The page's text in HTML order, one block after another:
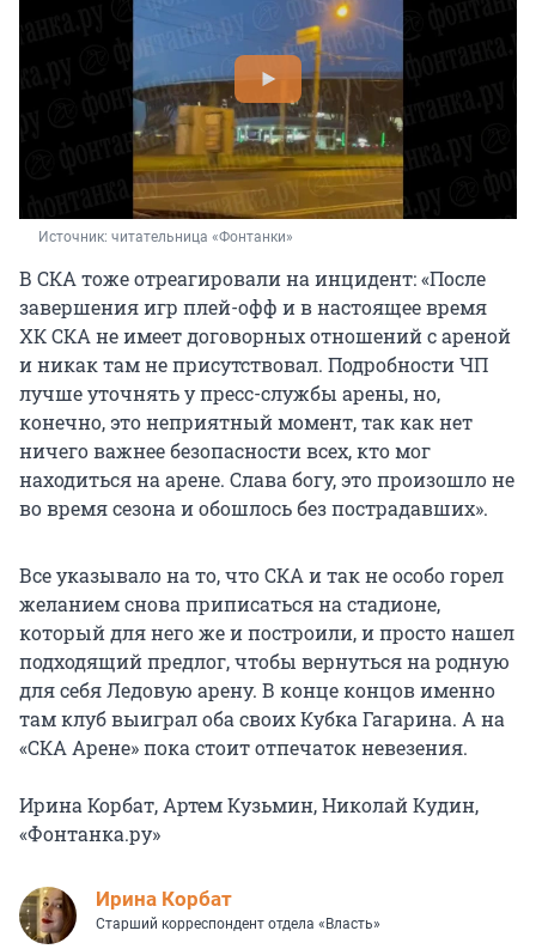
Источник: читательница «Фонтанки»
В СКА тоже отреагировали на инцидент: «После
завершения игр плей-офф и в настоящее время
ХК СКА не имеет договорных отношений с ареной
и никак там не присутствовал. Подробности ЧП
лучше уточнять у пресс-службы арены, но,
конечно, это неприятный момент, так как нет
ничего важнее безопасности всех, кто мог
находиться на арене. Слава богу, это произошло не
во время сезона и обошлось без пострадавших».
Все указывало на то, что СКА и так не особо горел
желанием снова приписаться на стадионе,
который для него же и построили, и просто нашел
подходящий предлог, чтобы вернуться на родную
для себя Ледовую арену. В конце концов именно
там клуб выиграл оба своих Кубка Гагарина. А на
«СКА Арене» пока стоит отпечаток невезения.
Ирина Корбат, Артем Кузьмин, Николай Кудин,
«Фонтанка.ру»
Иpина Корбат
Старший корреспондент отдела «Власть»